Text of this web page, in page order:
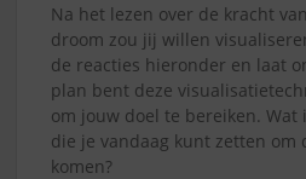
Na het lezen over de kracht
droom zou jij willen
de reacties hieronder en laat
plan bent deze
om jouw doel te bereiken. Wat
die je vandaag kunt zetten
komen?